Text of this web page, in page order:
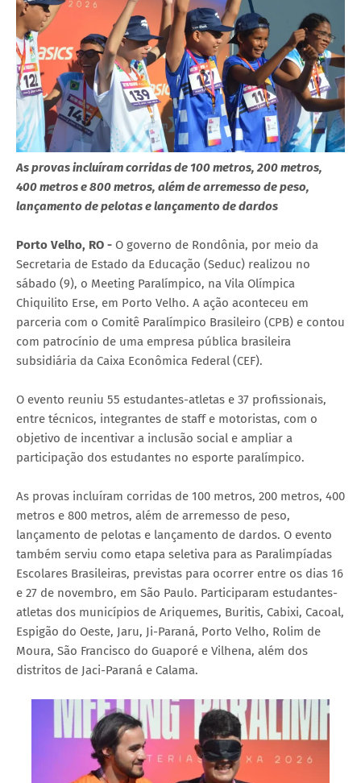
As provas incluíram corridas de 100 metros, 200 metros,
400 metros e 800 metros, além de arremesso de peso,
lançamento de pelotas e lançamento de dardos
Porto Velho, RO - O governo de Rondônia, por meio da
Secretaria de Estado da Educação (Seduc) realizou no
sábado (9), o Meeting Paralímpico, na Vila Olímpica
Chiquilito Erse, em Porto Velho. A ação aconteceu em
parceria com o Comitê Paralímpico Brasileiro (CPB) e contou
com patrocínio de uma empresa pública brasileira
subsidiária da Caixa Econômica Federal (CEF).
O evento reuniu 55 estudantes-atletas e 37 profissionais,
entre técnicos, integrantes de staff e motoristas, com o
objetivo de incentivar a inclusão social e ampliar a
participação dos estudantes no esporte paralímpico.
As provas incluíram corridas de 100 metros, 200 metros, 400
metros e 800 metros, além de arremesso de peso,
lançamento de pelotas e lançamento de dardos. O evento
também serviu como etapa seletiva para as Paralimpíadas
Escolares Brasileiras, previstas para ocorrer entre os dias 16
e 27 de novembro, em São Paulo. Participaram estudantes-
atletas dos municípios de Ariquemes, Buritis, Cabixi, Cacoal,
Espigão do Oeste, Jaru, Ji-Paraná, Porto Velho, Rolim de
Moura, São Francisco do Guaporé e Vilhena, além dos
distritos de Jaci-Paraná e Calama.